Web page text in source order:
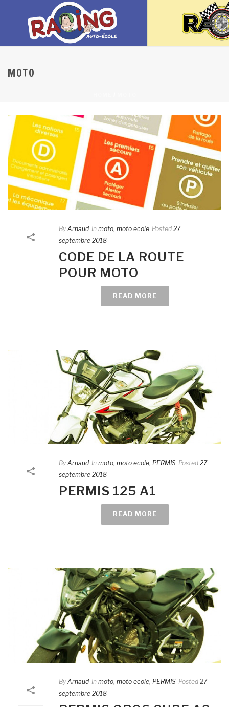
MOTO
By Arnaud In moto moto ecole Posted 27
septembre 2018
CODE DE LA ROUTE
POUR MOTO
READ MORE
By Arnaud In moto, moto ecole, PERMIS Posted 27
septembre 2018
PERMIS 125 A1
READ MORE
By Arnaud In moto moto ecole PERMIS Posted 27
septembre 2018